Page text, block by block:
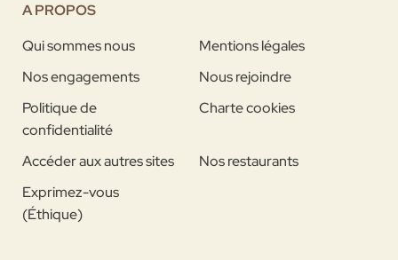
A PROPOS
Qui sommes nous
Mentions légales
Nos engagements
Nous rejoindre
Politique de
confidentialité
Charte cookies
Accéder aux autres sites
Nos restaurants
Exprimez-vous
(Éthique)